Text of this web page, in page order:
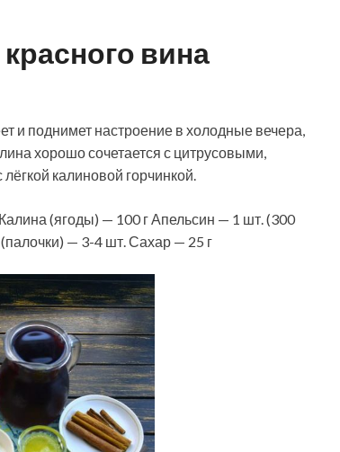
вина
и поднимет настроение в холодные вечера,
хорошо сочетается с цитрусовыми,
калиновой горчинкой.
(ягоды) — 100 г Апельсин — 1 шт. (300
— 3-4 шт. Сахар — 25 г